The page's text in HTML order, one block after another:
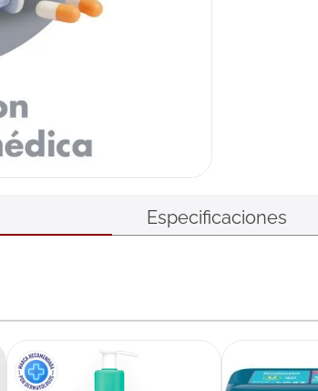
Especificaciones